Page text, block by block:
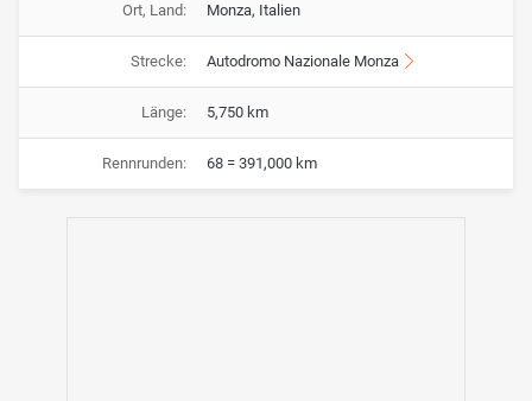
Ort, Land: Monza, Italien
Strecke: Autodromo Nazionale Monza
Länge: 5,750 km
Rennrunden: 68 = 391,000 km